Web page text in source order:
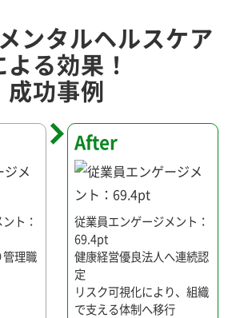
ンタルヘルスケア
よる効果！
成功事例
ト：
理職
After
従業員エンゲージメント：
69.4pt
健康経営優良法人へ連続認
定
リスク可視化により、組織
で支える体制へ移行